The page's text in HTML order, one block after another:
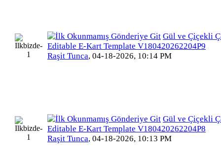
Gül ve Çiçekli
Editable E-Kart Template V180420262204P9
Raşit Tunca, 04-18-2026, 10:14 PM
Gül ve Çiçekli
Editable E-Kart Template V180420262204P8
Raşit Tunca, 04-18-2026, 10:13 PM